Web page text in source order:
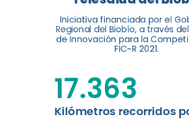
Biobío presenta el
tres años acercando la
digital a los
Leer más
Iniciativa financiada por el
Regional del Biobío, a través
de Innovación para la
FIC-R 2021.
Kilómetros recorridos
17.363